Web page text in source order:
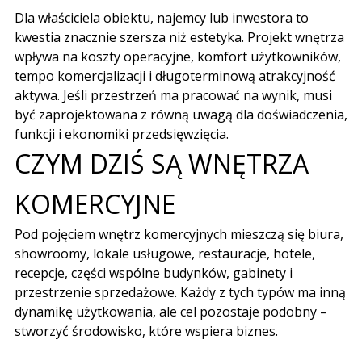
Dla właściciela obiektu, najemcy lub inwestora to
kwestia znacznie szersza niż estetyka. Projekt wnętrza
wpływa na koszty operacyjne, komfort użytkowników,
tempo komercjalizacji i długoterminową atrakcyjność
aktywa. Jeśli przestrzeń ma pracować na wynik, musi
być zaprojektowana z równą uwagą dla doświadczenia,
funkcji i ekonomiki przedsięwzięcia.
CZYM DZIŚ SĄ WNĘTRZA
KOMERCYJNE
Pod pojęciem wnętrz komercyjnych mieszczą się biura,
showroomy, lokale usługowe, restauracje, hotele,
recepcje, części wspólne budynków, gabinety i
przestrzenie sprzedażowe. Każdy z tych typów ma inną
dynamikę użytkowania, ale cel pozostaje podobny –
stworzyć środowisko, które wspiera biznes.